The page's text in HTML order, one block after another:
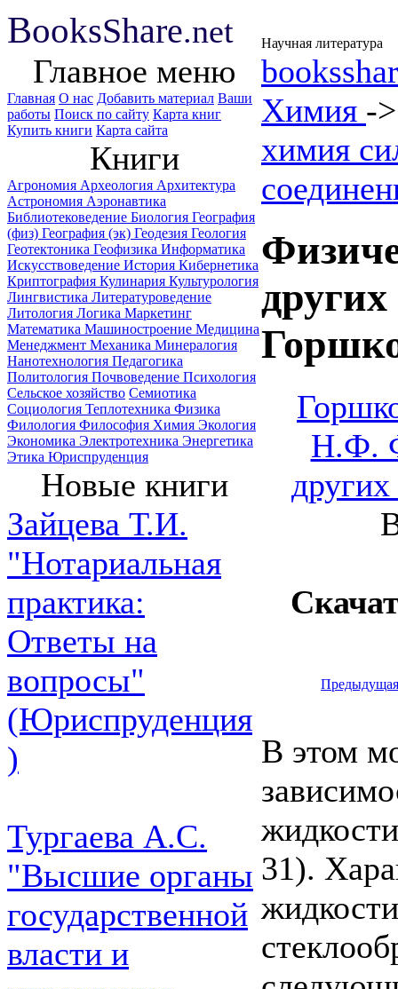
BooksShare.net Научная литература
Главное меню
Главная О нас Добавить материал Ваши
работы Поиск по сайту Карта книг
Купить книги Карта сайта
Книги
Агрономия Археология Архитектура
Астрономия Аэронавтика
Библиотековедение Биология География
(физ) География (эк) Геодезия Геология
Геотектоника Геофизика Информатика
Искусствоведение История Кибернетика
Криптография Кулинария Культурология
Лингвистика Литературоведение
Литология Логика Маркетинг
Математика Машиностроение Медицина
Менеджмент Механика Минералогия
Нанотехнология Педагогика
Политология Почвоведение Психология
Сельское хозяйство Семиотика
Социология Теплотехника Физика
Филология Философия Химия Экология
Экономика Электротехника Энергетика
Этика Юриспруденция
Новые книги
Зайцева Т.И.
"Нотариальная
практика:
Ответы на
вопросы"
(Юриспруденция
)
Тургаева А.С.
"Высшие органы
государственной
власти и
Химия -
химия
Н.Ф.
Предыдущая
В этом
31).